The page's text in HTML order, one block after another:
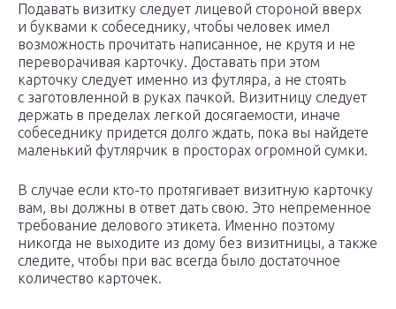
Подавать визитку следует лицевой стороной вверх
и буквами к собеседнику, чтобы человек имел
возможность прочитать написанное, не крутя и не
переворачивая карточку. Доставать при этом
карточку следует именно из футляра, а не стоять
с заготовленной в руках пачкой. Визитницу следует
держать в пределах легкой досягаемости, иначе
собеседнику придется долго ждать, пока вы найдете
маленький футлярчик в просторах огромной сумки.
В случае если кто-то протягивает визитную карточку
вам, вы должны в ответ дать свою. Это непременное
требование делового этикета. Именно поэтому
никогда не выходите из дому без визитницы, а также
следите, чтобы при вас всегда было достаточное
количество карточек.